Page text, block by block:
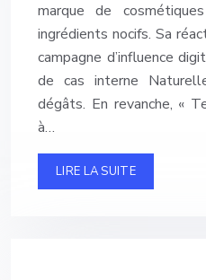
marque de
ingrédients nocifs. Sa
campagne d’influence
de cas interne
dégâts. En revanche, «
à…
LIRE LA SUITE